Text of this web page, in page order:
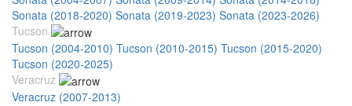
Sonata (2018-2020) Sonata (2019-2023) Sonata (2023-2026)
Tucson
Tucson (2004-2010) Tucson (2010-2015) Tucson (2015-2020)
Tucson (2020-2025)
Veracruz
Veracruz (2007-2013)